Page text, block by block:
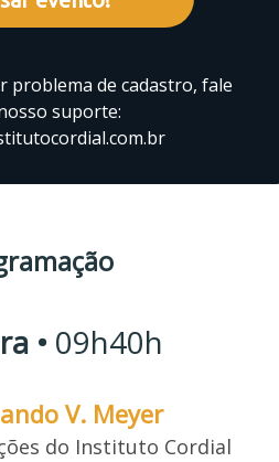
problema de cadastro, fale
suporte:
• 09h40h
V. Meyer
do Instituto Cordial